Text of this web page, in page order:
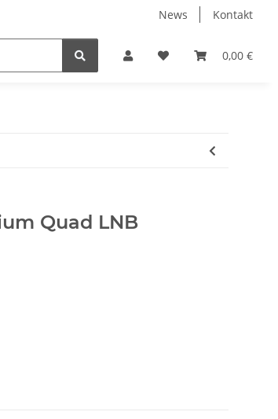
News Kontakt
0,00 €
PC-HARDWARE
Quad LNB